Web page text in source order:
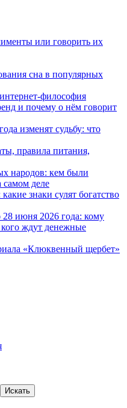
или говорить их
сна в популярных
философия
и почему о нём говорит
изменят судьбу: что
правила питания,
народов: кем были
самом деле
знаки сулят богатство
июня 2026 года: кому
ждут денежные
«Клюквенный щербет»
Искать